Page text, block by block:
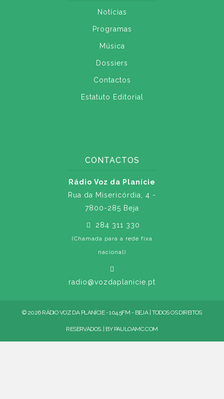
Notícias
Programas
Música
Dossiers
Contactos
Estatuto Editorial
CONTACTOS
Rádio Voz da Planície
Rua da Misericórdia, 4 -
7800-285 Beja
284 311 330
(Chamada para a rede fixa
nacional)
radio@vozdaplanicie.pt
© 2026 RÁDIO VOZ DA PLANÍCIE - 104.5FM - BEJA | TODOS OS DIREITOS
RESERVADOS. | BY PAULOAMC.COM